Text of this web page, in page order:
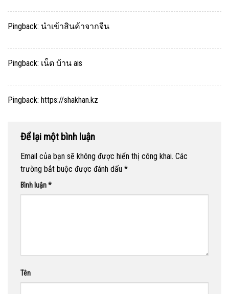
Pingback: นำเข้าสินค้าจากจีน
Pingback: เน็ต บ้าน ais
Pingback: https://shakhan.kz
Để lại một bình luận
Email của bạn sẽ không được hiển thị công khai. Các
trường bắt buộc được đánh dấu *
Bình luận*
Tên